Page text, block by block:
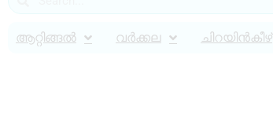
ആറ്റിങ്ങൽ വർക്കല ചിറയിൻകീഴ്